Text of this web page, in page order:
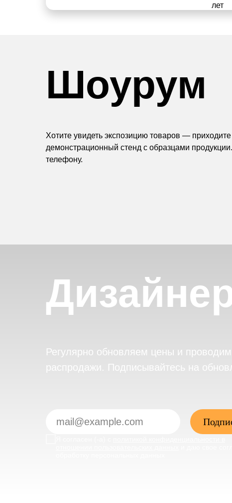
лет
Шоурум
Хотите увидеть экспозицию товаров —
демонстрационный стенд с образцами
телефону.
Регулярно обновляем цены и проводим
распродажи. Подписывайтесь на